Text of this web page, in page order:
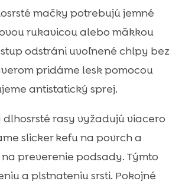
mačky potrebujú jemné
rukavicou alebo mäkkou
odstráni uvoľnené chlpy bez
pridáme lesk pomocou
antistatický sprej.
dlhosrsté rasy vyžadujú viacero
slicker kefu na povrch a
preverenie podsady. Týmto
a plstnateniu srsti. Pokojné